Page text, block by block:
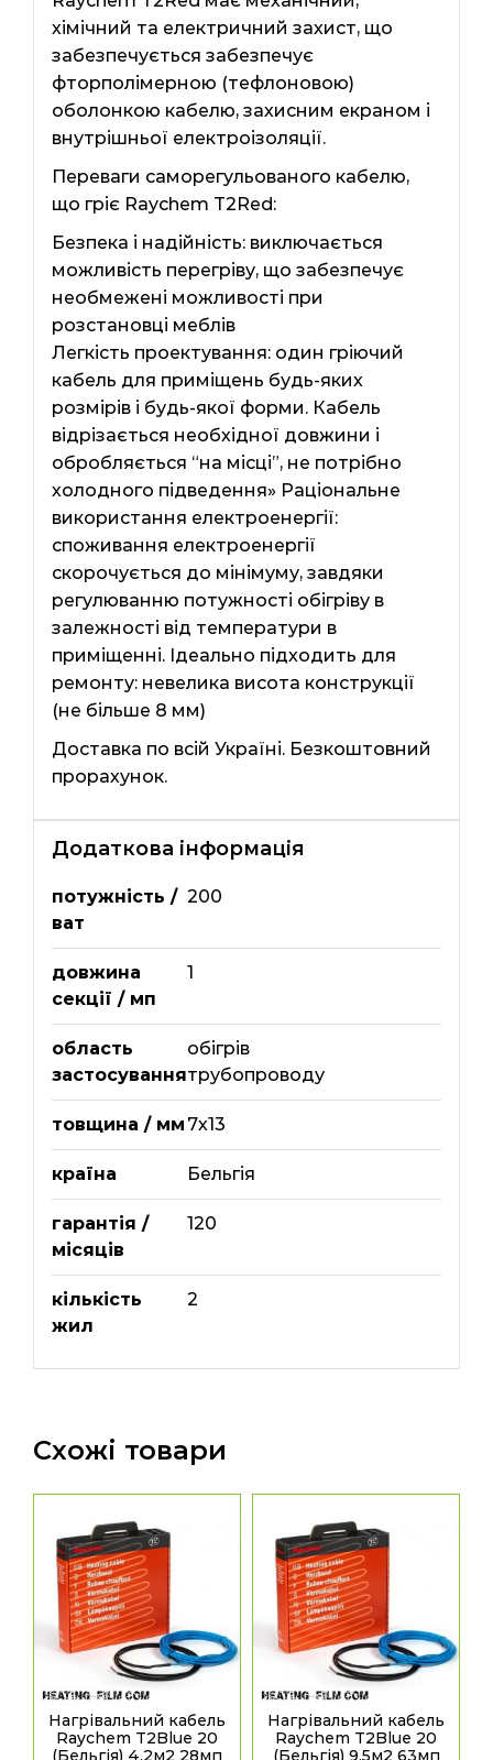
хімічний та електричний захист, що
забезпечується забезпечує
фторполімерною (тефлоновою)
оболонкою кабелю, захисним екраном і
внутрішньої електроізоляції.
Переваги саморегульованого кабелю,
що гріє Raychem T2Red:
Безпека і надійність: виключається
можливість перегріву, що забезпечує
необмежені можливості при
розстановці меблів
Легкість проектування: один гріючий
кабель для приміщень будь-яких
розмірів і будь-якої форми. Кабель
відрізається необхідної довжини і
обробляється “на місці”, не потрібно
холодного підведення» Раціональне
використання електроенергії:
споживання електроенергії
скорочується до мінімуму, завдяки
регулюванню потужності обігріву в
залежності від температури в
приміщенні. Ідеально підходить для
ремонту: невелика висота конструкції
(не більше 8 мм)
Доставка по всій Україні. Безкоштовний
прорахунок.
Додаткова інформація
потужність /
ват
200
довжина
секції / мп
1
область
застосування
обігрів
трубопроводу
товщина / мм 7х13
країна Бельгія
гарантія /
місяців
120
кількість
жил
2
Схожі товари
Нагрівальний кабель
Raychem T2Blue 20
(Бельгія) 4.2м2 28мп
Нагрівальний кабель
Raychem T2Blue 20
(Бельгія) 9.5м2 63мп